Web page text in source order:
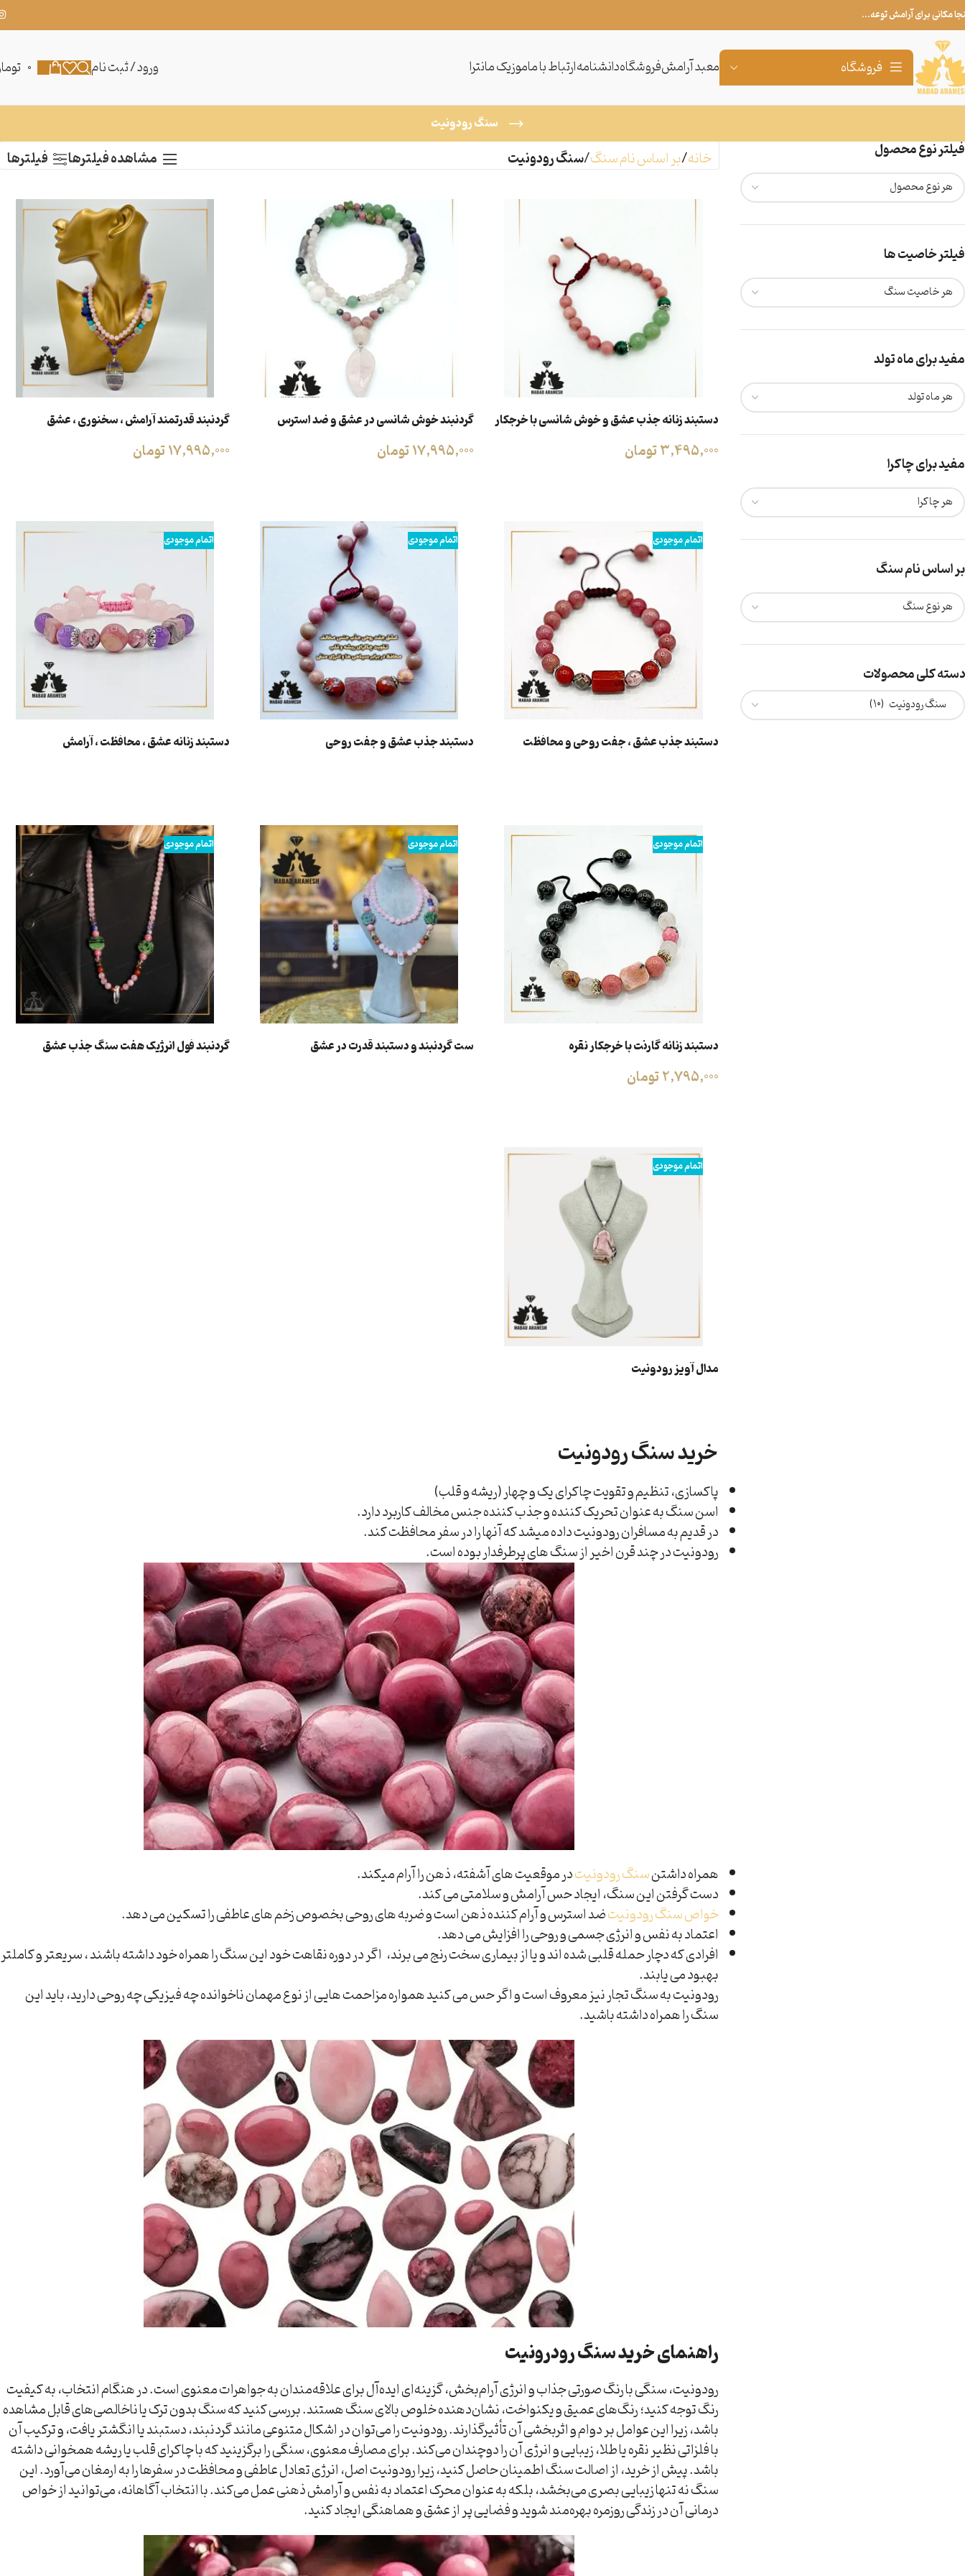
مکانی برای آرامش توعه...
فروشگاه معبد آرامشفروشگاهدانشنامهارتباط با ماموزیک مانترا ورود / ثبت نام 0
سنگ رودونیت
فیلتر نوع محصول
فیلتر خاصیت ها
مفید برای ماه تولد
مفید برای چاکرا
بر اساس نام سنگ
دسته کلی محصولات
خانه بر اساس نام سنگ سنگ رودونیت مشاهده فیلترها فیلترها
دستبند زنانه جذب عشق و خوش شانسی با خرجکار
3,495,000تومان
گردنبند خوش شانسی در عشق و ضد استرس
17,995,000تومان
گردنبند قدرتمند آرامش ، سخنوری ، عشق
17,995,000تومان
اتمام موجودی
دستبند جذب عشق ، جفت روحی و محافظت
اتمام موجودی
دستبند جذب عشق و جفت روحی
اتمام موجودی
دستبند زنانه عشق ، محافظت ، آرامش
اتمام موجودی
دستبند زنانه گارنت با خرجکار نقره
2,795,000تومان
اتمام موجودی
ست گردنبند و دستبند قدرت در عشق
اتمام موجودی
گردنبند فول انرژیک هفت سنگ جذب عشق
اتمام موجودی
مدال آویز رودونیت
خرید سنگ رودونیت
پاکسازی، تنظیم و تقویت چاکرای یک و چهار (ریشه و قلب)
اسن سنگ به عنوان تحریک کننده و جذب کننده جنس مخالف کاربرد دارد.
در قدیم به مسافران رودونیت داده میشد که آنها را در سفر محافظت کند.
رودونیت در چند قرن اخیر از سنگ های پرطرفدار بوده است.
همراه داشتنسنگ رودونیتدر موقعیت های آشفته، ذهن را آرام میکند.
دست گرفتن این سنگ، ایجاد حس آرامش و سلامتی می کند.
خواص سنگ رودونیتضد استرس و آرام کننده ذهن است و ضربه های روحی بخصوص زخم های عاطفی را تسکین می دهد.
اعتماد به نفس و انرژی جسمی و روحی را افزایش می دهد.
افرادی که دچار حمله قلبی شده اند و یا از بیماری سخت رنج می برند، اگر در دوره نقاهت خود این سنگ را همراه خود داشته باشند ، سریعتر و کاملتر
بهبود می یابند.
رودونیت به سنگ تجار نیز معروف است و اگر حس می کنید همواره مزاحمت هایی از نوع مهمان ناخوانده چه فیزیکی چه روحی دارید، باید این
سنگ را همراه داشته باشید.
راهنمای خرید سنگ رودرونیت
رودونیت، سنگی با رنگ صورتی جذاب و انرژی آرام‌بخش، گزینه‌ای ایده‌آل برای علاقه‌مندان به جواهرات معنوی است. در هنگام انتخاب، به کیفیت
رنگ توجه کنید؛ رنگ‌های عمیق و یکنواخت، نشان‌دهنده خلوص بالای سنگ هستند. بررسی کنید که سنگ بدون ترک یا ناخالصی‌های قابل مشاهده
باشد، زیرا این عوامل بر دوام و اثربخشی آن تأثیرگذارند. رودونیت را می‌توان در اشکال متنوعی مانند گردنبند، دستبند یا انگشتر یافت، و ترکیب آن
با فلزاتی نظیر نقره یا طلا، زیبایی و انرژی آن را دوچندان می‌کند. برای مصارف معنوی، سنگی را برگزینید که با چاکرای قلب یا ریشه همخوانی داشته
باشد. پیش از خرید، از اصالت سنگ اطمینان حاصل کنید، زیرا رودونیت اصل، انرژی تعادل عاطفی و محافظت در سفرها را به ارمغان می‌آورد. این
سنگ نه تنها زیبایی بصری می‌بخشد، بلکه به عنوان محرک اعتماد به نفس و آرامش ذهنی عمل می‌کند. با انتخاب آگاهانه، می‌توانید از خواص
درمانی آن در زندگی روزمره بهره‌مند شوید و فضایی پر از عشق و هماهنگی ایجاد کنید.